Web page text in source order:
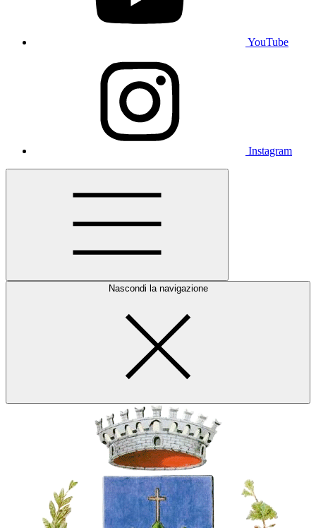
YouTube
Instagram
Nascondi la navigazione